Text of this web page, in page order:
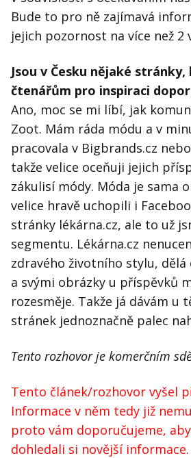
Bude to pro ně zajímavá
jejich pozornost na více než 2
Jsou v Česku nějaké
čtenářům pro inspiraci
Ano, moc se mi líbí, jak
Zoot. Mám ráda módu a v
pracovala v Bigbrands.cz
takže velice oceňuji jejich
zákulisí módy. Móda je sama
velice hravě uchopili i
stránky lékárna.cz, ale to už
segmentu. Lékárna.cz
zdravého životního stylu,
a svými obrázky u příspěvků
rozesměje. Takže já dávám u
stránek jednoznačně palec
Tento rozhovor je komerčním
Tento článek/rozhovor vyšel
Informace v něm tedy již
proto vám doporučujeme,
dohledali si novější informace.